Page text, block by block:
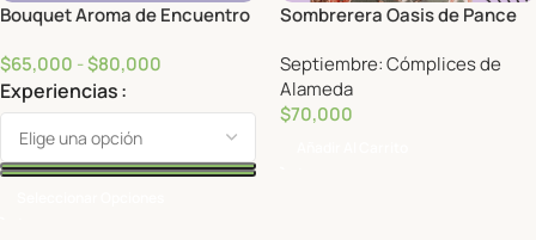
Bouquet Aroma de Encuentro
$65,000 -$80,000
Experiencias
Sombrerera Oasis de Pance
Septiembre: Cómplices de
Alameda
$70,000